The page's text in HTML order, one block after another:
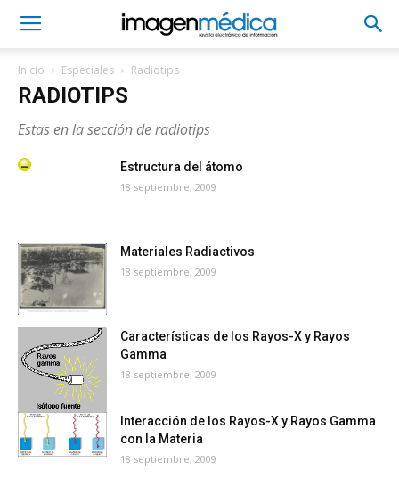
Inicio Especiales Radiotips
RADIOTIPS
Estas en la sección de radiotips
Estructura del átomo
18 septiembre, 2009
Materiales Radiactivos
18 septiembre, 2009
Características de los Rayos-X y Rayos
Gamma
18 septiembre, 2009
Interacción de los Rayos-X y Rayos Gamma
con la Materia
18 septiembre, 2009